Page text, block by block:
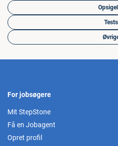
Tests
For jobsøgere
Mit StepStone
Få en Jobagent
Opret profil